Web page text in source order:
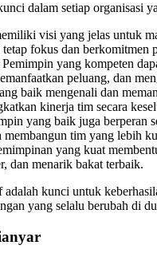
dalam setiap organisasi
visi yang jelas untuk
fokus dan berkomitmen
Pemimpin yang kompeten
peluang, dan
baik mengenali dan
kinerja tim secara
yang baik juga berperan
tim yang lebih
yang kuat
dan menarik bakat terbaik.
kunci untuk
yang selalu berubah di